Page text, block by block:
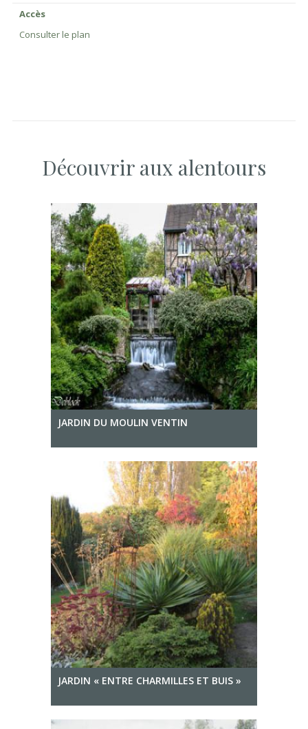
Accès
Consulter le plan
Découvrir aux alentours
JARDIN DU MOULIN VENTIN
JARDIN « ENTRE CHARMILLES ET BUIS »